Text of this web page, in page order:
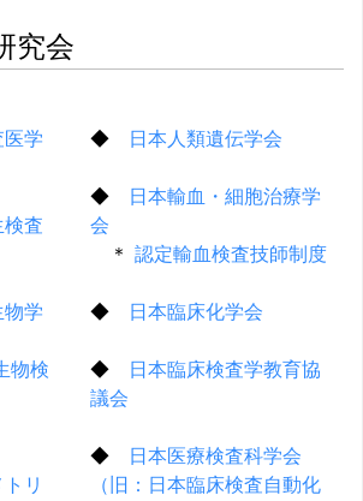
究会
医学
検査
物学
物検
リ
◆ 日本人類遺伝学会
◆
日本輸血・細胞治療学
会
＊ 認定輸血検査技師制度
◆ 日本臨床化学会
◆
日本臨床検査学教育協
議会
◆
日本医療検査科学会
（旧：日本臨床検査自動化